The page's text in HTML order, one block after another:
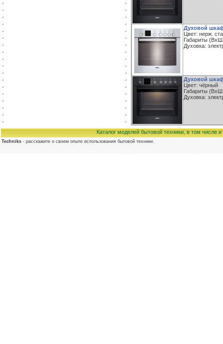
Духовой шкаф
Цвет: нерж.
Габариты
Духовка:
Духовой шкаф
Цвет: чёрный
Габариты
Духовка:
Каталог моделей бытовой техники, в том числе
Techniks- расскажите о своем опыте использования бытовой техники.